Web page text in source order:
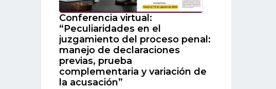
Conferencia virtual:
“Peculiaridades en el
juzgamiento del proceso penal:
manejo de declaraciones
previas, prueba
complementaria y variación de
la acusación”